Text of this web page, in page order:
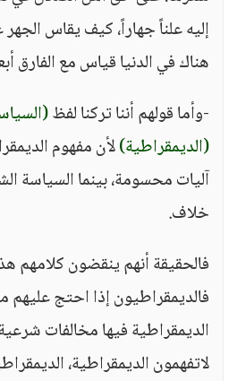
إليه علناً جهاراً، كيف يقاس
هناك في الدنيا قياس مع الفارق
-وأما قولهم أننا تركنا لفظ
(الديمقراطية)لأن مفهوم
آليات محسومة، بينما السياسة
خلاف.
فالحقيقة أنهم ينقضون كلامهم
فالديمقراطيون إذا احتج
الديمقراطية فيها مخالفات
لاتفهمون الديمقراطية،